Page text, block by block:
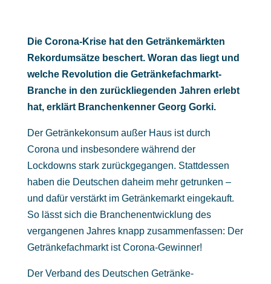
Die Corona-Krise hat den Getränkemärkten
Rekordumsätze beschert. Woran das liegt und
welche Revolution die Getränkefachmarkt-
Branche in den zurückliegenden Jahren erlebt
hat, erklärt Branchenkenner Georg Gorki.
Der Getränkekonsum außer Haus ist durch
Corona und insbesondere während der
Lockdowns stark zurückgegangen. Stattdessen
haben die Deutschen daheim mehr getrunken –
und dafür verstärkt im Getränkemarkt eingekauft.
So lässt sich die Branchenentwicklung des
vergangenen Jahres knapp zusammenfassen: Der
Getränkefachmarkt ist Corona-Gewinner!
Der Verband des Deutschen Getränke-